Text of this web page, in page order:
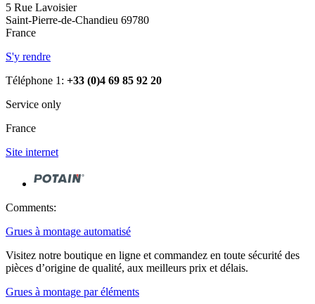
5 Rue Lavoisier
Saint-Pierre-de-Chandieu 69780
France
S'y rendre
Téléphone 1: +33 (0)4 69 85 92 20
Service only
France
Site internet
Comments:
Grues à montage automatisé
Visitez notre boutique en ligne et commandez en toute sécurité des
pièces d’origine de qualité, aux meilleurs prix et délais.
Grues à montage par éléments